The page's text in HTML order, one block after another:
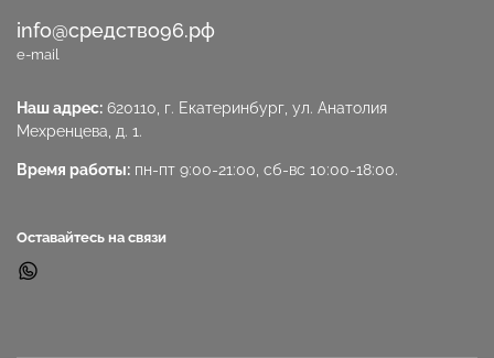
info@средство96.рф
e-mail
Наш адрес: 620110, г. Екатеринбург, ул. Анатолия
Мехренцева, д. 1.
Время работы: пн-пт 9:00-21:00, сб-вс 10:00-18:00.
Оставайтесь на связи